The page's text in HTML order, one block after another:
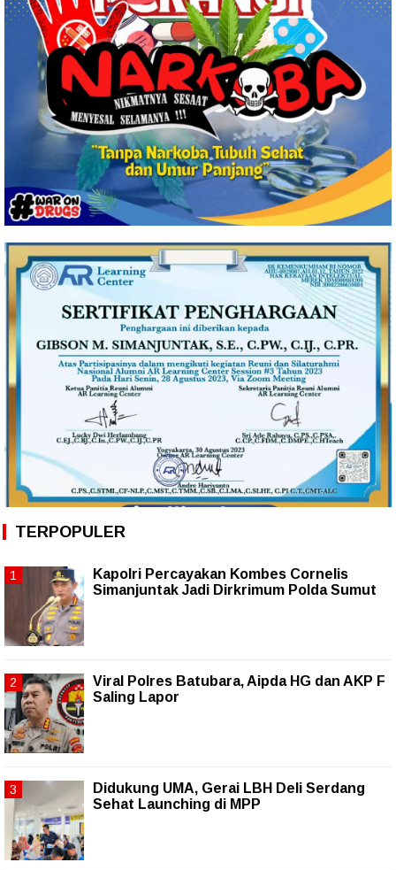
TERPOPULER
Kapolri Percayakan Kombes Cornelis
Simanjuntak Jadi Dirkrimum Polda Sumut
Viral Polres Batubara, Aipda HG dan AKP F
Saling Lapor
Didukung UMA, Gerai LBH Deli Serdang
Sehat Launching di MPP